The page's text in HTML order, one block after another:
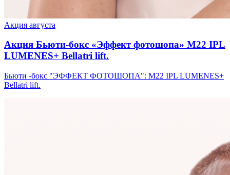
Акция августа
Акция Бьюти-бокс «Эффект фотошопа» М22 IPL
LUMENES+ Bellatri lift.
Бьюти -бокс "ЭФФЕКТ ФОТОШОПА": М22 IPL LUMENES+
Bellatri lift.